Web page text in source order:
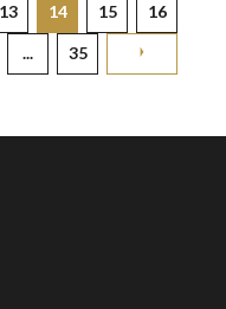
13 14 15 16
... 35